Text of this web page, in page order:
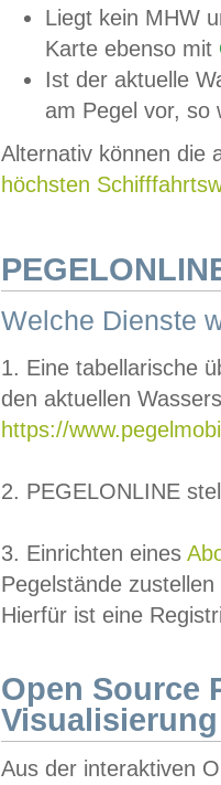
Liegt kein MHW
Karte ebenso mit
Ist der aktuelle
am Pegel vor,
Alternativ können die
höchsten
Welche Dienste
1. Eine tabellarische
den aktuellen
https://
2. PEGELONLINE
3. Einrichten eines
Pegelstände
Hierfür ist eine
Open Source
Visualisierung
Aus der interaktiven